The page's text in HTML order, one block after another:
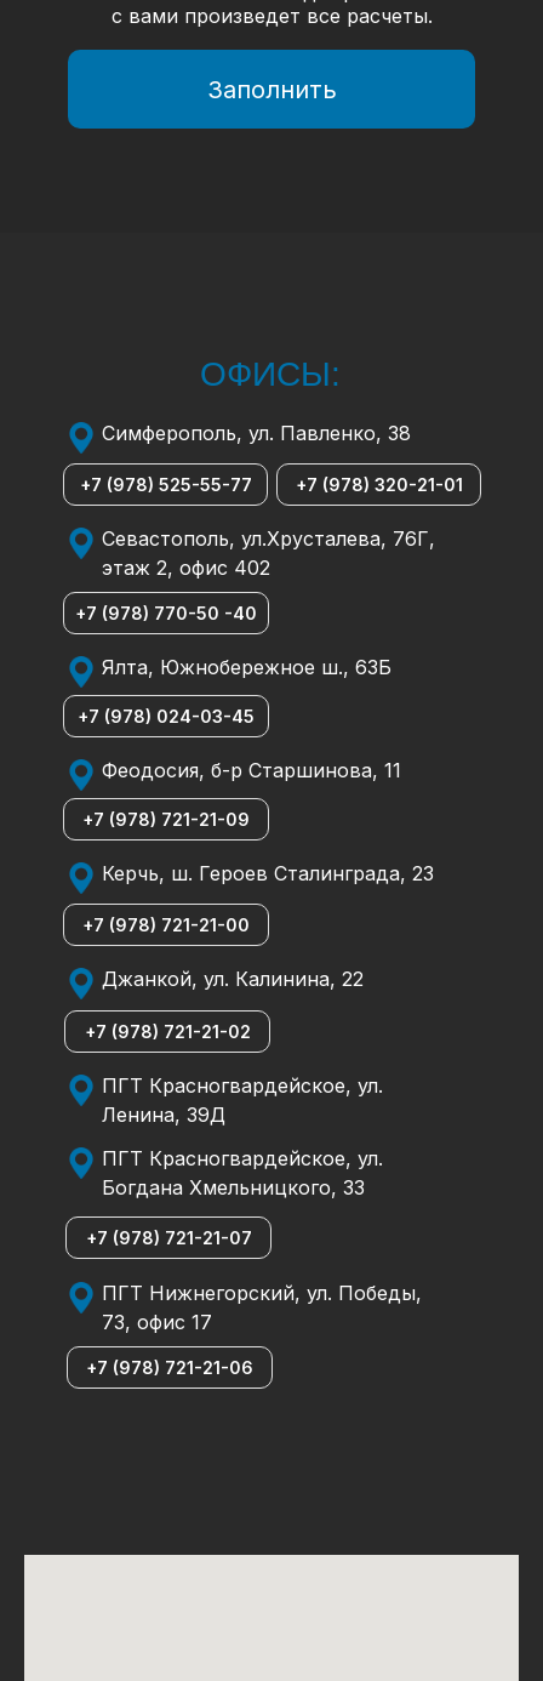
с вами произведет все расчеты.
Заполнить
ПГТ Нижнегорский, ул. Победы,
73, офис 17
Симферополь, ул. Павленко, 38
ОФИСЫ:
ПГТ Красногвардейское, ул.
Богдана Хмельницкого, 33
ПГТ Красногвардейское, ул.
Ленина, 39Д
Джанкой, ул. Калинина, 22
Керчь, ш. Героев Сталинграда, 23
Феодосия, б-р Старшинова, 11
Ялта, Южнобережное ш., 63Б
Севастополь, ул.Хрусталева, 76Г,
этаж 2, офис 402
+7 (978) 320-21-01
+7 (978) 721-21-06
+7 (978) 721-21-07
+7 (978) 721-21-02
+7 (978) 721-21-00
+7 (978) 721-21-09
+7 (978) 024-03-45
+7 (978) 770-50 -40
+7 (978) 525-55-77